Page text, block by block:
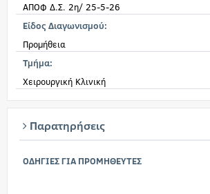
ΑΠΟΦ Δ.Σ. 2η/ 25-5-26
Είδος Διαγωνισμού:
Προμήθεια
Τμήμα:
Χειρουργική Κλινική
Παρατηρήσεις
ΟΔΗΓΙΕΣ ΓΙΑ ΠΡΟΜΗΘΕΥΤΕΣ